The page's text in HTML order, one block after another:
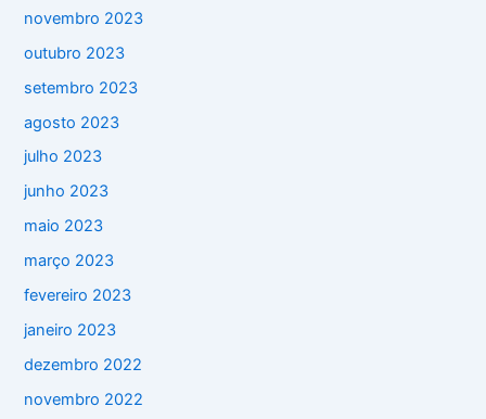
novembro 2023
outubro 2023
setembro 2023
agosto 2023
julho 2023
junho 2023
maio 2023
março 2023
fevereiro 2023
janeiro 2023
dezembro 2022
novembro 2022